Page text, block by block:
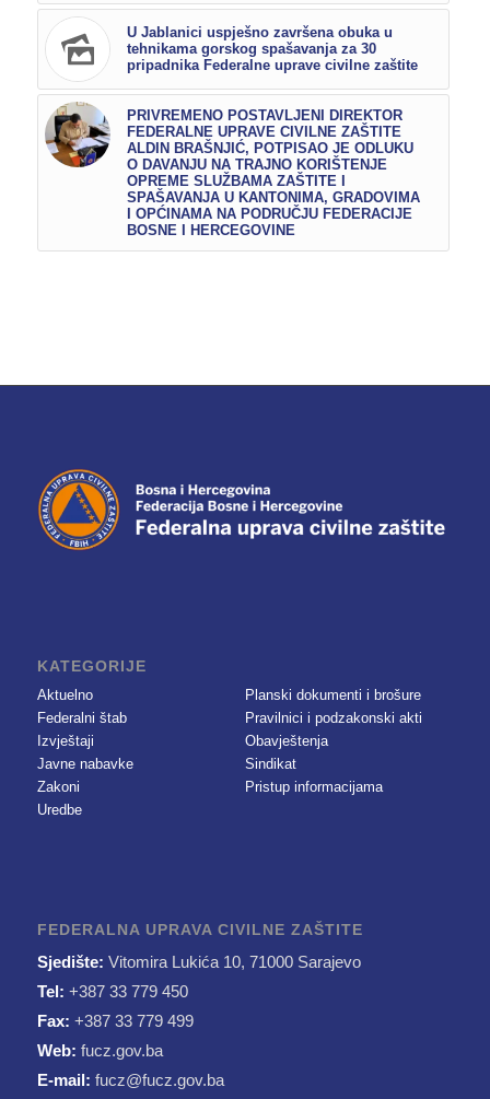
U Jablanici uspješno završena obuka u
tehnikama gorskog spašavanja za 30
pripadnika Federalne uprave civilne zaštite
PRIVREMENO POSTAVLJENI DIREKTOR
FEDERALNE UPRAVE CIVILNE ZAŠTITE
ALDIN BRAŠNJIĆ, POTPISAO JE ODLUKU
O DAVANJU NA TRAJNO KORIŠTENJE
OPREME SLUŽBAMA ZAŠTITE I
SPAŠAVANJA U KANTONIMA, GRADOVIMA
I OPĆINAMA NA PODRUČJU FEDERACIJE
BOSNE I HERCEGOVINE
KATEGORIJE
Aktuelno
Federalni štab
Izvještaji
Javne nabavke
Zakoni
Uredbe
Planski dokumenti i brošure
Pravilnici i podzakonski akti
Obavještenja
Sindikat
Pristup informacijama
FEDERALNA UPRAVA CIVILNE ZAŠTITE
Sjedište: Vitomira Lukića 10, 71000 Sarajevo
Tel: +387 33 779 450
Fax: +387 33 779 499
Web: fucz.gov.ba
E-mail: fucz@fucz.gov.ba